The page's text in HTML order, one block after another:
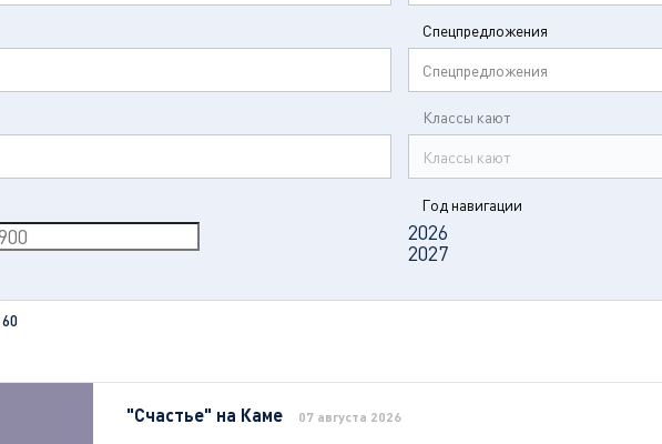
Спецпредложения
Спецпредложения
Классы кают
Классы кают
Год навигации
2026
2027
60
"Счастье" на Каме 07 августа 2026